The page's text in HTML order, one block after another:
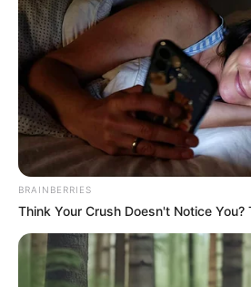
BRAINBERRIES
Think Your Crush Doesn't Notice You?